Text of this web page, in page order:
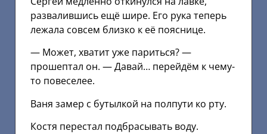
развалившись ещё шире. Его рука теперь
лежала совсем близко к её пояснице.
— Может, хватит уже париться? —
прошептал он. — Давай… перейдём к чему-
то повеселее.
Ваня замер с бутылкой на полпути ко рту.
Костя перестал подбрасывать воду.